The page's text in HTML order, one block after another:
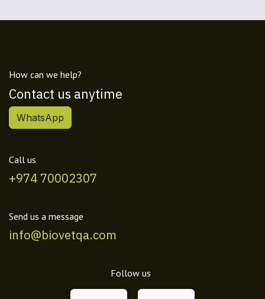
How can we help?
Contact us anytime
WhatsApp
Call us
+974 70002307
Send us a message
info@biovetqa.com
Follow us